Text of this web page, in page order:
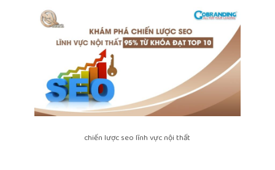
chiến lược seo lĩnh vực nội thất